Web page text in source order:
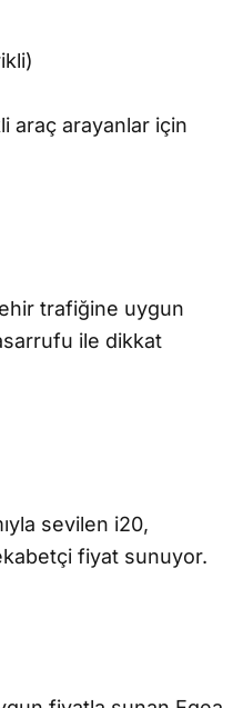
araç arayanlar için
trafiğine uygun
ile dikkat
sevilen i20,
fiyat sunuyor.